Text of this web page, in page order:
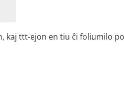
kaj ttt-ejon en tiu ĉi foliumilo